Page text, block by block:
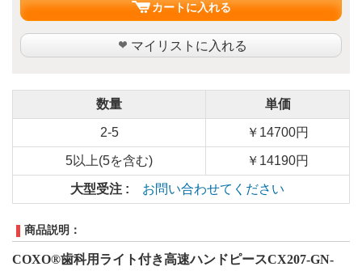
カートに入れる
マイリストに入れる
数量 単価
2-5 ￥14700円
5以上(5を含む) ￥14190円
大型受注 : お問い合わせてください
商品説明：
COXO®歯科用ライト付き高速ハンドピースCX207-GN-